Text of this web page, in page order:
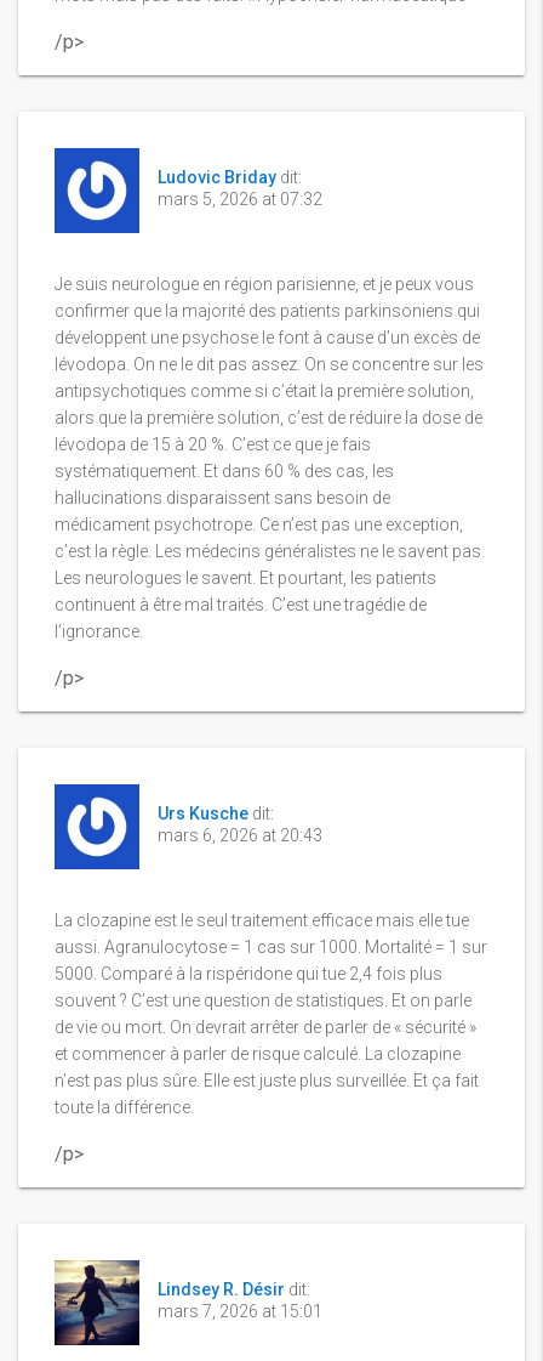
/p>
Ludovic Briday dit:
mars 5, 2026 at 07:32
Je suis neurologue en région parisienne, et je peux vous
confirmer que la majorité des patients parkinsoniens qui
développent une psychose le font à cause d’un excès de
lévodopa. On ne le dit pas assez. On se concentre sur les
antipsychotiques comme si c’était la première solution,
alors que la première solution, c’est de réduire la dose de
lévodopa de 15 à 20 %. C’est ce que je fais
systématiquement. Et dans 60 % des cas, les
hallucinations disparaissent sans besoin de
médicament psychotrope. Ce n’est pas une exception,
c’est la règle. Les médecins généralistes ne le savent pas.
Les neurologues le savent. Et pourtant, les patients
continuent à être mal traités. C’est une tragédie de
l’ignorance.
/p>
Urs Kusche dit:
mars 6, 2026 at 20:43
La clozapine est le seul traitement efficace mais elle tue
aussi. Agranulocytose = 1 cas sur 1000. Mortalité = 1 sur
5000. Comparé à la rispéridone qui tue 2,4 fois plus
souvent ? C’est une question de statistiques. Et on parle
de vie ou mort. On devrait arrêter de parler de « sécurité »
et commencer à parler de risque calculé. La clozapine
n’est pas plus sûre. Elle est juste plus surveillée. Et ça fait
toute la différence.
/p>
Lindsey R. Désir dit:
mars 7, 2026 at 15:01